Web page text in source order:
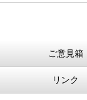
ご意見箱
リンク